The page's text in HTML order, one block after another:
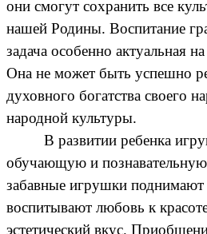
они смогут сохранить все
нашей Родины. Воспитание
задача особенно актуальная
Она не может быть успешно
духовного богатства своего
народной культуры.
В развитии ребенка
обучающую и
забавные игрушки поднимают
воспитывают любовь к
эстетический вкус.